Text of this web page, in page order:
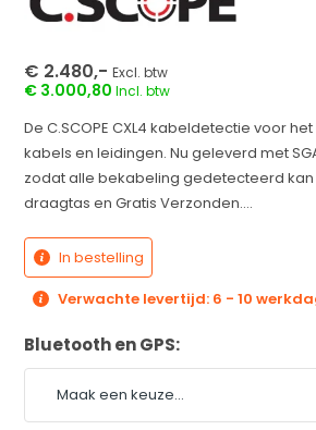
€ 2.480,-Excl. btw
€ 3.000,80Incl. btw
De C.SCOPE CXL4 kabeldetectie voor
kabels en leidingen. Nu geleverd met
zodat alle bekabeling gedetecteerd kan
draagtas en Gratis Verzonden....
In bestelling
Verwachte levertijd: 6 - 10
Bluetooth en GPS: